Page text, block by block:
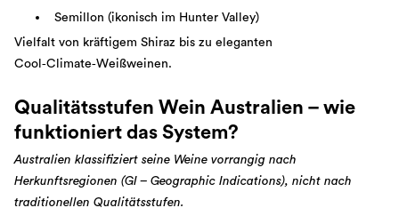
Semillon (ikonisch im Hunter Valley)
Vielfalt von kräftigem Shiraz bis zu eleganten
Cool‑Climate‑Weißweinen.
Qualitätsstufen Wein Australien – wie
funktioniert das System?
Australien klassifiziert seine Weine vorrangig nach
Herkunftsregionen (GI – Geographic Indications), nicht nach
traditionellen Qualitätsstufen.